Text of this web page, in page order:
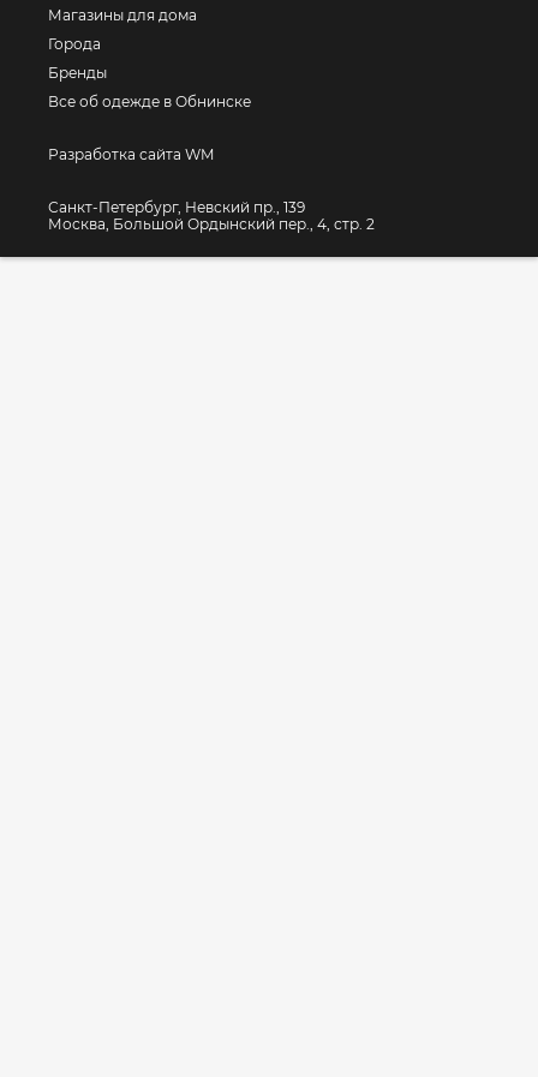
Магазины для дома
Города
Бренды
Все об одежде в Обнинске
Разработка сайта WM
Санкт-Петербург, Невский пр., 139
Москва, Большой Ордынский пер., 4, стр. 2